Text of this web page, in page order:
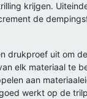
krijgen.
de
drukproef uit om de
elk materiaal te
aan
werkt op de